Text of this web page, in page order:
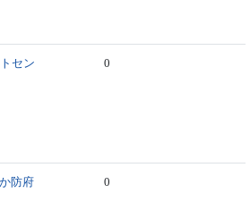
セン
0
防府 0